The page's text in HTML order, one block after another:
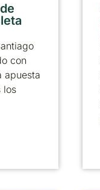
con
apuesta
los